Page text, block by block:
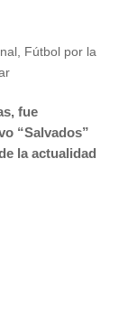
, Fútbol por la
fue
“Salvados”
la actualidad